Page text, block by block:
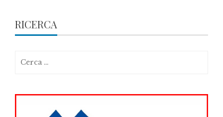
articoli
RICERCA